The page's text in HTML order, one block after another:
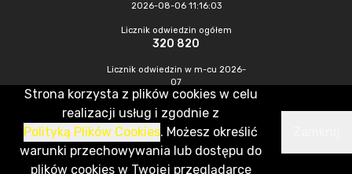
2026-08-06 11:16:03
Licznik odwiedzin ogółem
320 820
Licznik odwiedzin w m-cu 2026-
07
879
CMS & Hosting: Nefeni Sp. z o.o.
Strona korzysta z plików cookies w celu
realizacji usług i zgodnie z
Polityką Plików Cookies. Możesz określić
warunki przechowywania lub dostępu do
plików cookies w Twojej przeglądarce